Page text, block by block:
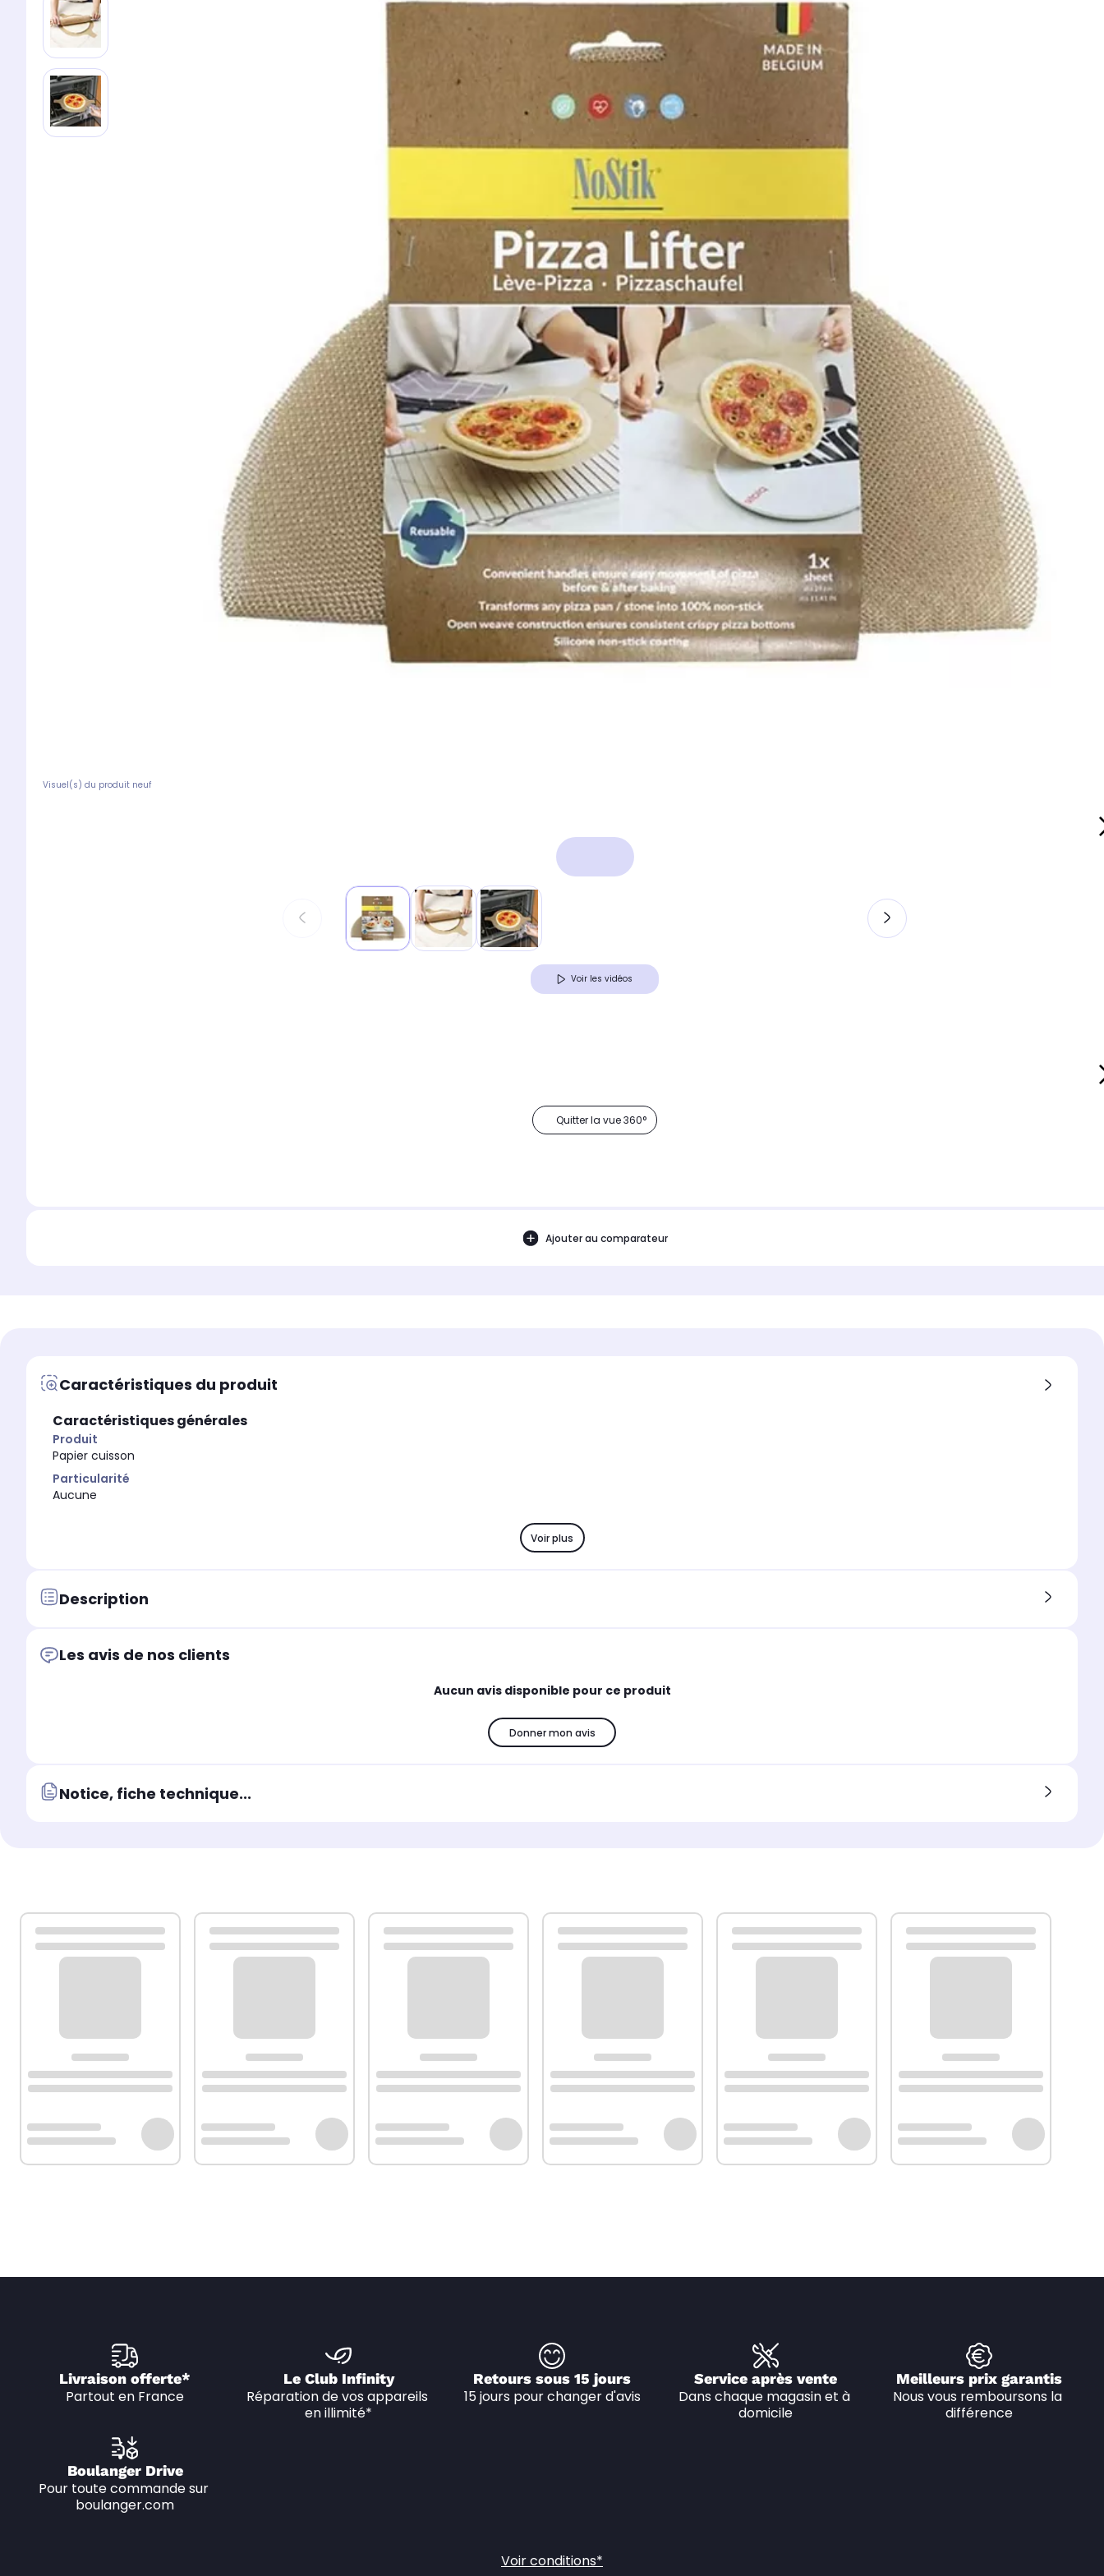
Visuel(s) du produit neuf
Voir les vidéos
Quitter la vue 360°
Ajouter au comparateur
Caractéristiques du produit
Caractéristiques générales
Produit
Papier cuisson
Particularité
Aucune
Voir plus
Description
Les avis de nos clients
Aucun avis disponible pour ce produit
Donner mon avis
Notice, fiche technique...
Livraison offerte*
Partout en France
Le Club Infinity
Réparation de vos appareils
en illimité*
Retours sous 15 jours
15 jours pour changer d'avis
Service après vente
Dans chaque magasin et à
domicile
Meilleurs prix garantis
Nous vous remboursons la
différence
Boulanger Drive
Pour toute commande sur
boulanger.com
Voir conditions*